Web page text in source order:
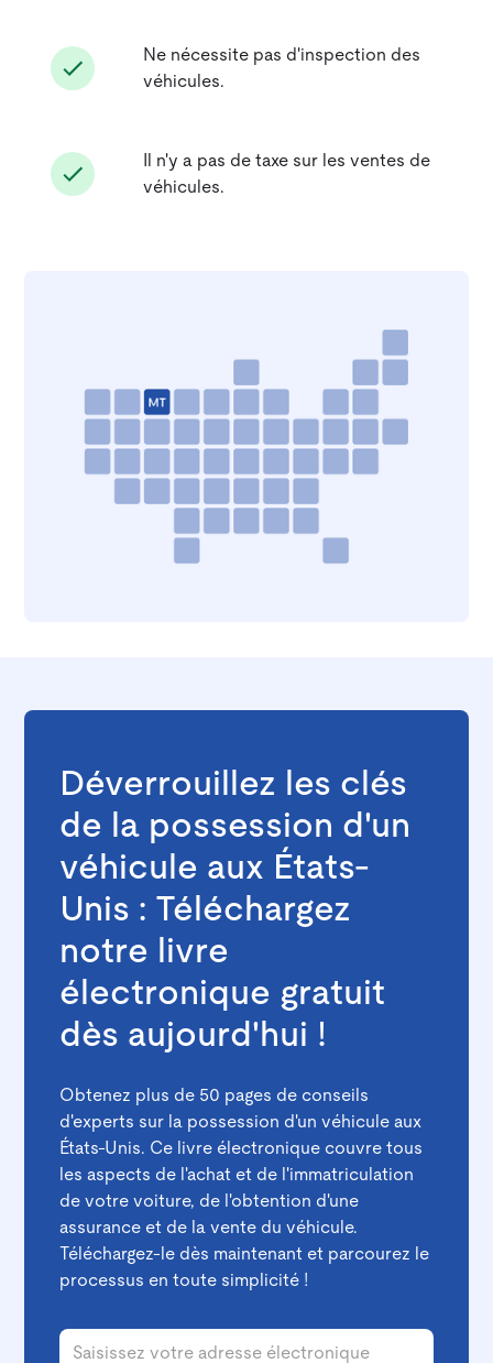
Ne nécessite pas d'inspection des
véhicules.
Il n'y a pas de taxe sur les ventes de
véhicules.
Déverrouillez les clés
de la possession d'un
véhicule aux États-
Unis : Téléchargez
notre livre
électronique gratuit
dès aujourd'hui !
Obtenez plus de 50 pages de conseils
d'experts sur la possession d'un véhicule aux
États-Unis. Ce livre électronique couvre tous
les aspects de l'achat et de l'immatriculation
de votre voiture, de l'obtention d'une
assurance et de la vente du véhicule.
Téléchargez-le dès maintenant et parcourez le
processus en toute simplicité !